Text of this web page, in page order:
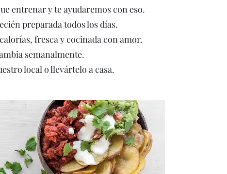
entrenar y te ayudaremos con eso.
preparada todos los días.
fresca y cocinada con amor.
semanalmente.
local o llevártelo a casa.